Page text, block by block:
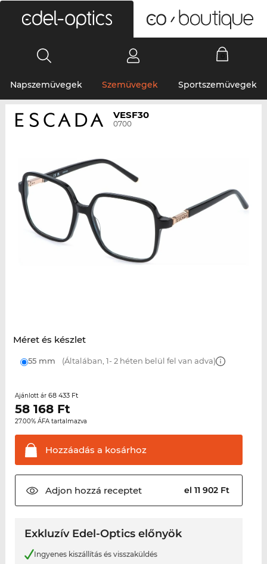
Napszemüvegek Szemüvegek Sportszemüvegek
VESF30
0700
Méret és készlet
55 mm (Általában, 1- 2 héten belül fel van adva)
Ajánlott ár 68 433 Ft
58 168Ft
27.00% ÁFA tartalmazva
Hozzáadás a kosárhoz
Adjon hozzá receptet el 11 902 Ft
Exkluzív Edel-Optics előnyök
Ingyenes kiszállítás és visszaküldés